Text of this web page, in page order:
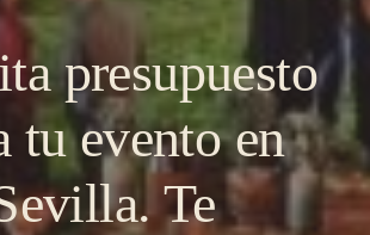
presupuesto
tu evento en
Te